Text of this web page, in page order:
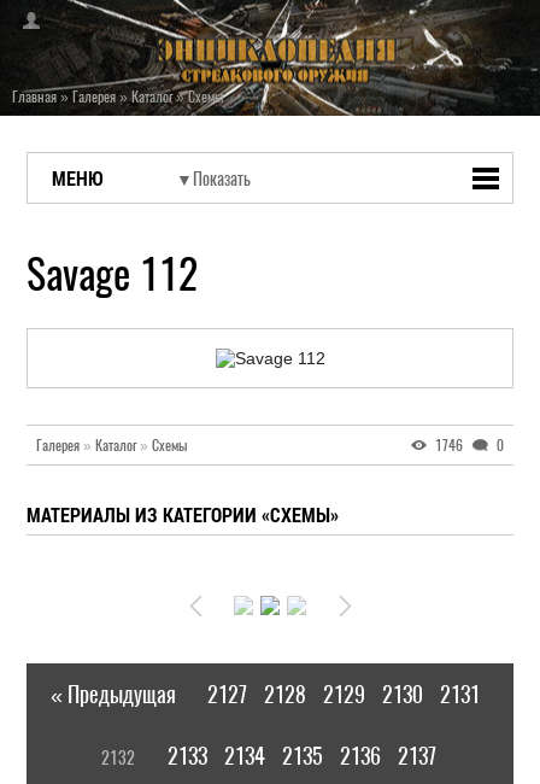
Главная»Галерея»Каталог»Схемы
МЕНЮ
Savage 112
Галерея » Каталог» Схемы 1746 0
МАТЕРИАЛЫ ИЗ КАТЕГОРИИ «СХЕМЫ»
« Предыдущая 2127 2128 2129 2130 2131
2132 2133 2134 2135 2136 2137